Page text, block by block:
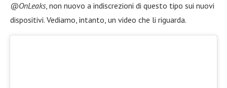
@OnLeaks, non nuovo a indiscrezioni di questo tipo sui nuovi
dispositivi. Vediamo, intanto, un video che li riguarda.